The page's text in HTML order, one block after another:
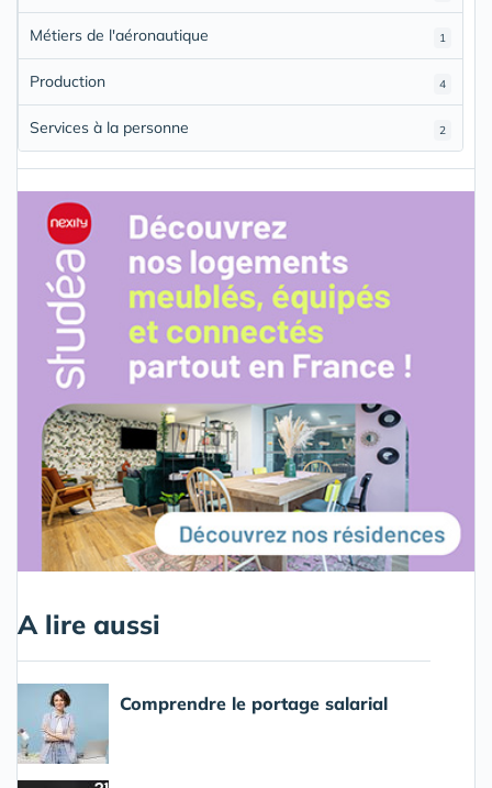
1
Métiers de l'aéronautique
4
Production
2
Services à la personne
A lire aussi
Comprendre le portage salarial